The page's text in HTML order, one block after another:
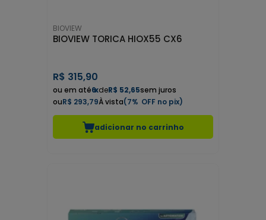
BIOVIEW
BIOVIEW TORICA HIOX55 CX6
R$ 315,90
6xdeR$ 52,65sem juros
R$ 293,79
7%
adicionar no carrinho